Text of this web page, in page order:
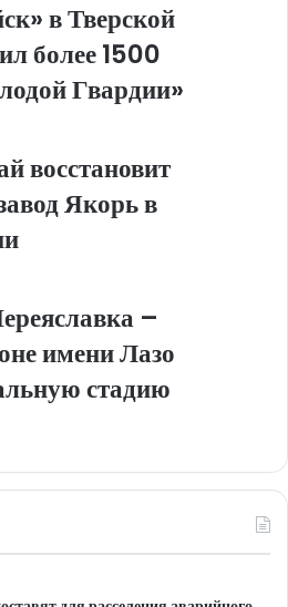
в Тверской
более 1500
Гвардии»
восстановит
Якорь в
–
имени Лазо
стадию